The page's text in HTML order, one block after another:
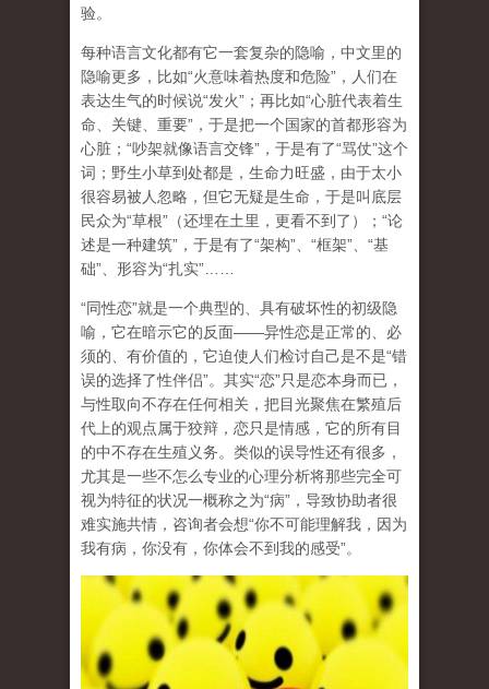
验。
每种语言文化都有它一套复杂的隐喻，中文里的
隐喻更多，比如“火意味着热度和危险”，人们在
表达生气的时候说“发火”；再比如“心脏代表着生
命、关键、重要”，于是把一个国家的首都形容为
心脏；“吵架就像语言交锋”，于是有了“骂仗”这个
词；野生小草到处都是，生命力旺盛，由于太小
很容易被人忽略，但它无疑是生命，于是叫底层
民众为“草根”（还埋在土里，更看不到了）；“论
述是一种建筑”，于是有了“架构”、“框架”、“基
础”、形容为“扎实”……
“同性恋”就是一个典型的、具有破坏性的初级隐
喻，它在暗示它的反面——异性恋是正常的、必
须的、有价值的，它迫使人们检讨自己是不是“错
误的选择了性伴侣”。其实“恋”只是恋本身而已，
与性取向不存在任何相关，把目光聚焦在繁殖后
代上的观点属于狡辩，恋只是情感，它的所有目
的中不存在生殖义务。类似的误导性还有很多，
尤其是一些不怎么专业的心理分析将那些完全可
视为特征的状况一概称之为“病”，导致协助者很
难实施共情，咨询者会想“你不可能理解我，因为
我有病，你没有，你体会不到我的感受”。